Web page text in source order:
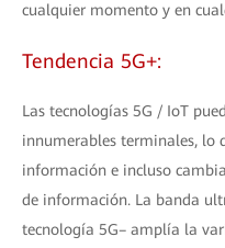
cualquier momento y en
Tendencia 5G+:
Las tecnologías 5G / IoT
innumerables terminales, lo
información e incluso
de información. La banda
tecnología 5G– amplía la